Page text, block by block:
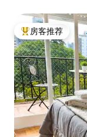
热门「房客推荐」
房客推荐